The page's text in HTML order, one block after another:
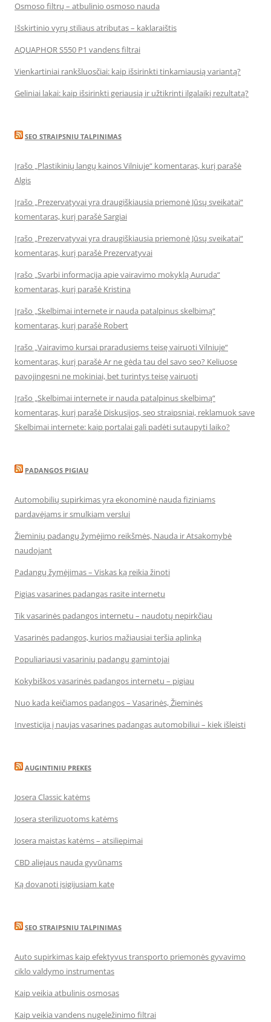
Osmoso filtrų – atbulinio osmoso nauda
Išskirtinio vyrų stiliaus atributas – kaklaraištis
AQUAPHOR S550 P1 vandens filtrai
Vienkartiniai rankšluosčiai: kaip išsirinkti tinkamiausią variantą?
Geliniai lakai: kaip išsirinkti geriausią ir užtikrinti ilgalaikį rezultatą?
SEO STRAIPSNIU TALPINIMAS
Įrašo „Plastikinių langų kainos Vilniuje“ komentaras, kurį parašė
Algis
Įrašo „Prezervatyvai yra draugiškiausia priemonė Jūsų sveikatai“
komentaras, kurį parašė Sargiai
Įrašo „Prezervatyvai yra draugiškiausia priemonė Jūsų sveikatai“
komentaras, kurį parašė Prezervatyvai
Įrašo „Svarbi informacija apie vairavimo mokyklą Auruda“
komentaras, kurį parašė Kristina
Įrašo „Skelbimai internete ir nauda patalpinus skelbimą“
komentaras, kurį parašė Robert
Įrašo „Vairavimo kursai praradusiems teisę vairuoti Vilniuje“
komentaras, kurį parašė Ar ne gėda tau del savo seo? Keliuose
pavojingesni ne mokiniai, bet turintys teisę vairuoti
Įrašo „Skelbimai internete ir nauda patalpinus skelbimą“
komentaras, kurį parašė Diskusijos, seo straipsniai, reklamuok save
Skelbimai internete: kaip portalai gali padėti sutaupyti laiko?
PADANGOS PIGIAU
Automobilių supirkimas yra ekonominė nauda fiziniams
pardavėjams ir smulkiam verslui
Žieminių padangų žymėjimo reikšmės, Nauda ir Atsakomybė
naudojant
Padangų žymėjimas – Viskas ką reikia žinoti
Pigias vasarines padangas rasite internetu
Tik vasarinės padangos internetu – naudotų nepirkčiau
Vasarinės padangos, kurios mažiausiai teršia aplinką
Populiariausi vasarinių padangų gamintojai
Kokybiškos vasarinės padangos internetu – pigiau
Nuo kada keičiamos padangos – Vasarinės, Žieminės
Investicija į naujas vasarines padangas automobiliui – kiek išleisti
AUGINTINIU PREKES
Josera Classic katėms
Josera sterilizuotoms katėms
Josera maistas katėms – atsiliepimai
CBD aliejaus nauda gyvūnams
Ką dovanoti įsigijusiam katę
SEO STRAIPSNIU TALPINIMAS
Auto supirkimas kaip efektyvus transporto priemonės gyvavimo
ciklo valdymo instrumentas
Kaip veikia atbulinis osmosas
Kaip veikia vandens nugeležinimo filtrai